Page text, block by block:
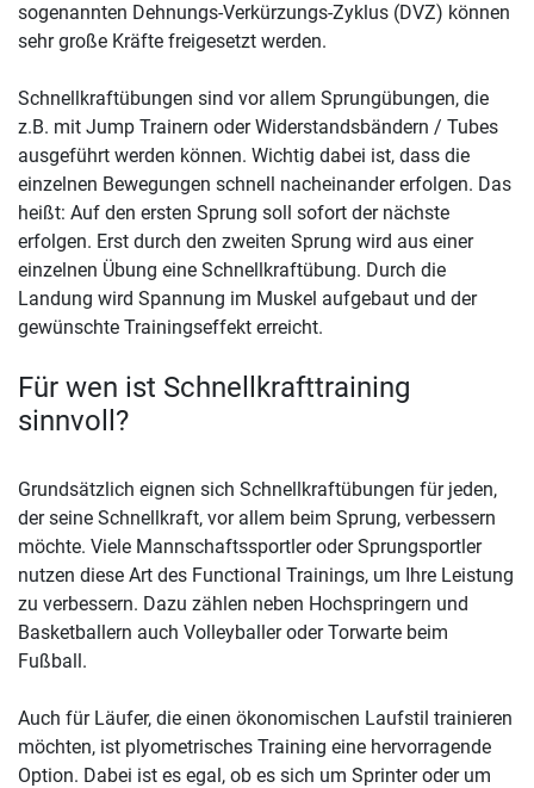
sogenannten Dehnungs-Verkürzungs-Zyklus (DVZ) können
sehr große Kräfte freigesetzt werden.
Schnellkraftübungen sind vor allem Sprungübungen, die
z.B. mit Jump Trainern oder Widerstandsbändern / Tubes
ausgeführt werden können. Wichtig dabei ist, dass die
einzelnen Bewegungen schnell nacheinander erfolgen. Das
heißt: Auf den ersten Sprung soll sofort der nächste
erfolgen. Erst durch den zweiten Sprung wird aus einer
einzelnen Übung eine Schnellkraftübung. Durch die
Landung wird Spannung im Muskel aufgebaut und der
gewünschte Trainingseffekt erreicht.
Für wen ist Schnellkrafttraining
sinnvoll?
Grundsätzlich eignen sich Schnellkraftübungen für jeden,
der seine Schnellkraft, vor allem beim Sprung, verbessern
möchte. Viele Mannschaftssportler oder Sprungsportler
nutzen diese Art des Functional Trainings, um Ihre Leistung
zu verbessern. Dazu zählen neben Hochspringern und
Basketballern auch Volleyballer oder Torwarte beim
Fußball.
Auch für Läufer, die einen ökonomischen Laufstil trainieren
möchten, ist plyometrisches Training eine hervorragende
Option. Dabei ist es egal, ob es sich um Sprinter oder um